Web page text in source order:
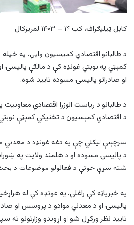
کابل ټيليګراف، کب ۱۴ – ۱۴۰۳ لمريزکال
د طالبانو اقتصادي کمیسیون وایي، په
کمېټې په نوبتي غونډه کې د مالګې
او صادراتو پالیسۍ مسوده تایید شوه.
د طالبانو د ریاست الوزرا اقتصادي
د اقتصادي کمېسیون د تخنیکي کمېټې
سرچېنې لیکلي چې په دغه غونډه د معدني
د پالیسۍ مسوده او د هلمند ولایت په
شته سړې خونې د فعالولو موضوعات د بحث
په خبرپاڼه کې راغلي، په غونډه کې له
پالیسۍ او د معدني موادو د پروسس او
تایید نظر ورکړل شو او اړوندو وزارتونو ته